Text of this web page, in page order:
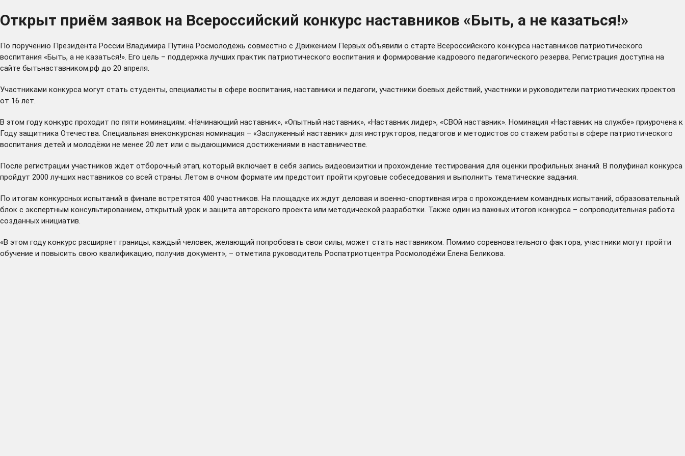
Открыт приём заявок на Всероссийский конкурс наставников «Быть, а не казаться!»
По поручению Президента России Владимира Путина Росмолодёжь совместно с Движением Первых объявили о старте Всероссийского конкурса наставников патриотического
воспитания «Быть, а не казаться!». Его цель – поддержка лучших практик патриотического воспитания и формирование кадрового педагогического резерва. Регистрация доступна на
сайте бытьнаставником.рф до 20 апреля.
Участниками конкурса могут стать студенты, специалисты в сфере воспитания, наставники и педагоги, участники боевых действий, участники и руководители патриотических проектов
от 16 лет.
В этом году конкурс проходит по пяти номинациям: «Начинающий наставник», «Опытный наставник», «Наставник лидер», «СВОй наставник». Номинация «Наставник на службе» приурочена к
Году защитника Отечества. Специальная внеконкурсная номинация – «Заслуженный наставник» для инструкторов, педагогов и методистов со стажем работы в сфере патриотического
воспитания детей и молодёжи не менее 20 лет или с выдающимися достижениями в наставничестве.
После регистрации участников ждет отборочный этап, который включает в себя запись видеовизитки и прохождение тестирования для оценки профильных знаний. В полуфинал конкурса
пройдут 2000 лучших наставников со всей страны. Летом в очном формате им предстоит пройти круговые собеседования и выполнить тематические задания.
По итогам конкурсных испытаний в финале встретятся 400 участников. На площадке их ждут деловая и военно-спортивная игра с прохождением командных испытаний, образовательный
блок с экспертным консультированием, открытый урок и защита авторского проекта или методической разработки. Также один из важных итогов конкурса – сопроводительная работа
созданных инициатив.
«В этом году конкурс расширяет границы, каждый человек, желающий попробовать свои силы, может стать наставником. Помимо соревновательного фактора, участники могут пройти
обучение и повысить свою квалификацию, получив документ», – отметила руководитель Роспатриотцентра Росмолодёжи Елена Беликова.